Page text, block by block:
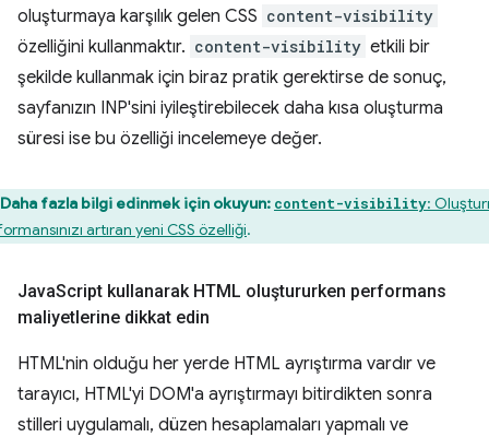
oluşturmaya karşılık gelen CSS content-visibility
özelliğini kullanmaktır. content-visibility etkili bir
şekilde kullanmak için biraz pratik gerektirse de sonuç,
sayfanızın INP'sini iyileştirebilecek daha kısa oluşturma
süresi ise bu özelliği incelemeye değer.
Daha fazla bilgi edinmek için okuyun: content-visibility:
artıran yeni CSS özelliği.
JavaScript kullanarak HTML oluştururken performans
maliyetlerine dikkat edin
HTML'nin olduğu her yerde HTML ayrıştırma vardır ve
tarayıcı, HTML'yi DOM'a ayrıştırmayı bitirdikten sonra
stilleri uygulamalı, düzen hesaplamaları yapmalı ve